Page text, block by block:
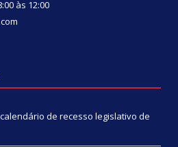
às 12:00
de recesso legislativo de